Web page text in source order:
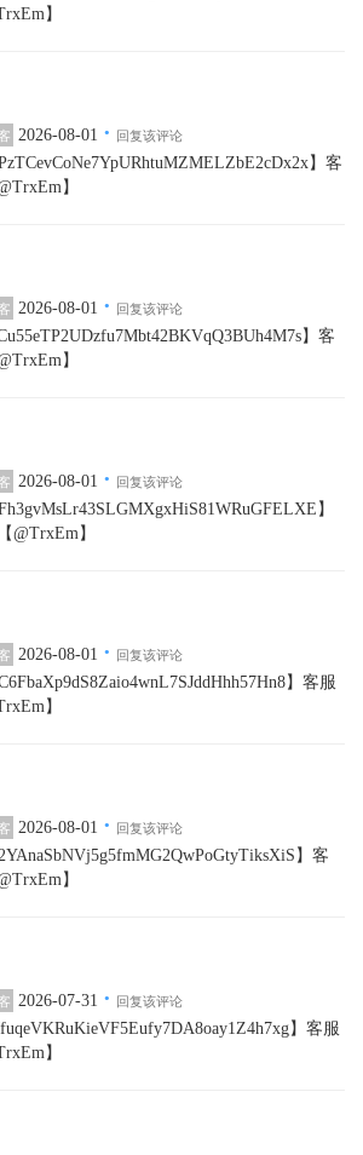
】
2026-08-01 · 回复该评论
】客
】
2026-08-01 · 回复该评论
】客
】
2026-08-01 · 回复该评论
】
@TrxEm】
2026-08-01 · 回复该评论
】客服
】
2026-08-01 · 回复该评论
】客
】
2026-07-31 · 回复该评论
】客服
】